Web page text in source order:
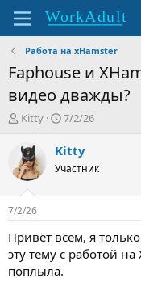
Работа на xHamster
Faphouse и
видео дважды?
T
r
e
a
d
s
t
a
t
e
Kitty
S
a
t
t
e
7/2/26
Kitty
Участник
7/2/26
Привет всем, я
эту тему с работой
поплыла.